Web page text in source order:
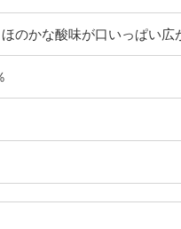
のかな酸味が口いっぱい広